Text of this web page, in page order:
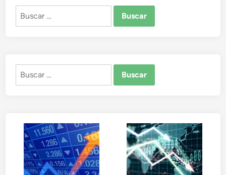
Buscar:
Buscar: